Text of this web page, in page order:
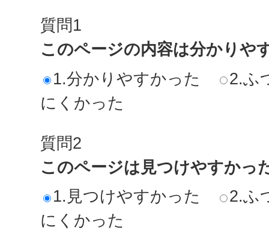
質問1
このページの内容は分かりや
1.分かりやすかった
2.ふ
にくかった
質問2
このページは見つけやすかっ
1.見つけやすかった
2.ふ
にくかった